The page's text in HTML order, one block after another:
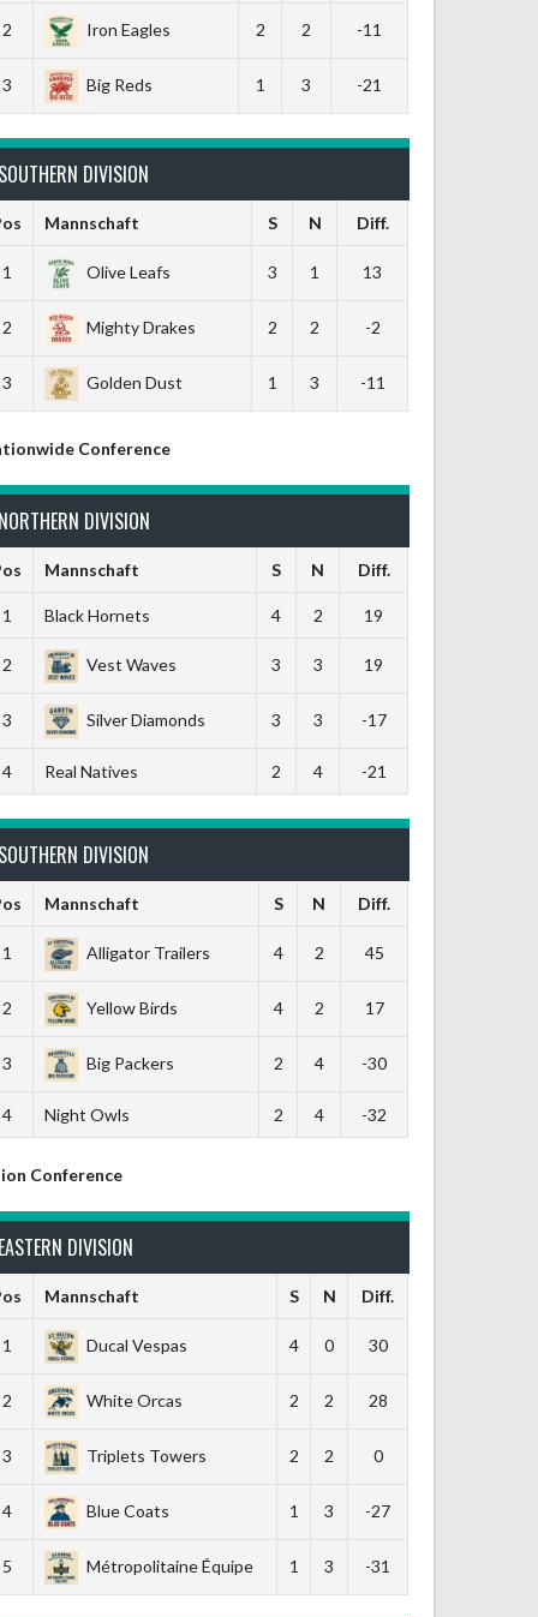
2 Iron Eagles 2 2 -11
3 Big Reds 1 3 -21
DIVISION
Mannschaft S N Diff.
1 Olive Leafs 3 1 13
2 Mighty Drakes 2 2 -2
3 Golden Dust 1 3 -11
Conference
DIVISION
Mannschaft S N Diff.
1 Black Hornets 4 2 19
2 Vest Waves 3 3 19
3 Silver Diamonds 3 3 -17
4 Real Natives 2 4 -21
DIVISION
Mannschaft S N Diff.
1 Alligator Trailers 4 2 45
2 Yellow Birds 4 2 17
3 Big Packers 2 4 -30
4 Night Owls 2 4 -32
Conference
DIVISION
Mannschaft S N Diff.
1 Ducal Vespas 4 0 30
2 White Orcas 2 2 28
3 Triplets Towers 2 2 0
4 Blue Coats 1 3 -27
5 Métropolitaine Équipe 1 3 -31